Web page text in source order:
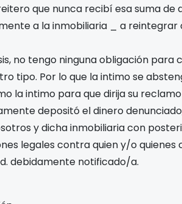
que nunca recibí esa suma de
a la inmobiliaria _ a
no tengo ninguna obligación para
tipo. Por lo que la intimo se
la intimo para que dirija su
depositó el dinero
y dicha inmobiliaria con
legales contra quien y/o quienes
debidamente notificado/a.